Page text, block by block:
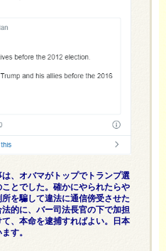
、オバマがトップでトランプ選
とでした。確かにやられたらや
を騙して違法に通信傍受させた
的に、バー司法長官の下で加担
、本命を逮捕すればよい。日本
す。